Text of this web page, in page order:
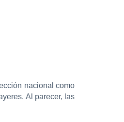
nacional como
Al parecer, las